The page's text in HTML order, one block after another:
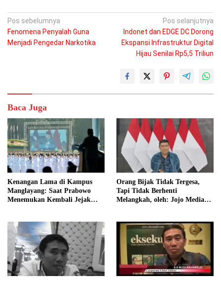
Navigasi
pos
Pos sebelumnya
Fenomena Penyalah Guna
Menjadi Pengedar Narkotika
Pos selanjutnya
Indonet dan EDGE DC Dorong
Ekspansi Infrastruktur Digital
Hijau Senilai Rp5,5 Triliun
Baca Juga
Kenangan Lama di Kampus
Manglayang: Saat Prabowo
Menemukan Kembali Jejak
Orang Bijak Tidak Tergesa,
Tapi Tidak Berhenti
Melangkah, oleh: Jojo Media